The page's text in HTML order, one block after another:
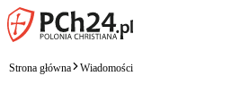
Strona główna Wiadomości